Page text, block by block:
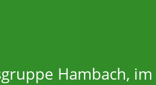
Hambach, im